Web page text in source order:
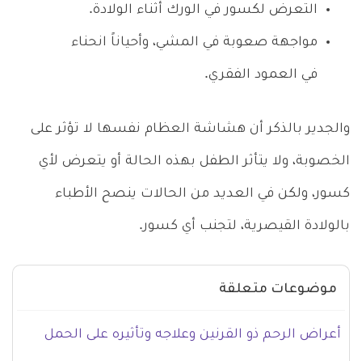
التعرض لكسور في الورك أثناء الولادة.
مواجهة صعوبة في المشي، وأحياناً انحناء
في العمود الفقري.
والجدير بالذكر أن هشاشة العظام نفسها لا تؤثر على
الخصوبة، ولا يتأثر الطفل بهذه الحالة أو يتعرض لأي
كسور، ولكن في العديد من الحالات ينصح الأطباء
بالولادة القيصرية، لتجنب أي كسور.
موضوعات متعلقة
أعراض الرحم ذو القرنين وعلاجه وتأثيره على الحمل